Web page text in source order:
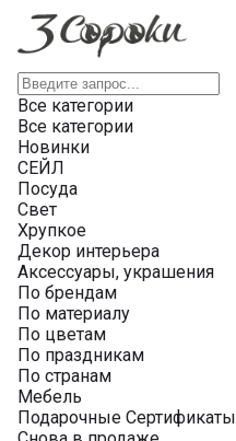
Все категории
Все категории
Новинки
СЕЙЛ
Посуда
Свет
Хрупкое
Декор интерьера
Аксессуары, украшения
По брендам
По материалу
По цветам
По праздникам
По странам
Мебель
Подарочные Сертификаты